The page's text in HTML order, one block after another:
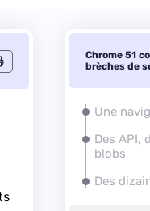
Chrome 51
brèches de
Une
Des API,
blobs
Des